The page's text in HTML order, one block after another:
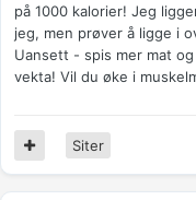
på 1000 kalorier! Jeg
jeg, men prøver å ligge i
Uansett - spis mer mat
vekta! Vil du øke i
Siter